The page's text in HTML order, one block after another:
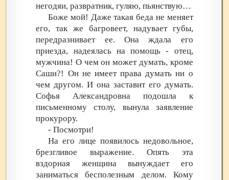
негодяи, развратник, гуляю, пьянствую…
Боже мой! Даже такая беда не меняет
его, так же багровеет, надувает губы,
передразнивает ее. Она ждала его
приезда, надеялась на помощь - отец,
мужчина! О чем он может думать, кроме
Саши?! Он не имеет права думать ни о
чем другом. И она заставит его думать.
Софья Александровна подошла к
письменному столу, вынула заявление
прокурору.
- Посмотри!
На его лице появилось недовольное,
брезгливое выражение. Опять эта
вздорная женщина вынуждает его
заниматься бесполезным делом. Кому